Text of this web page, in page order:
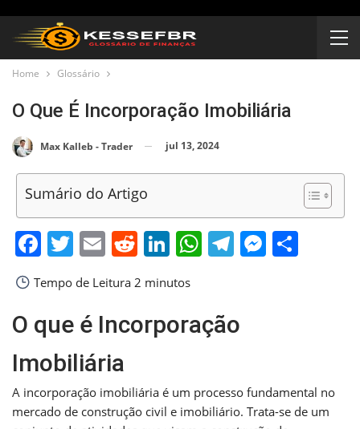
Home Glossário
O Que É Incorporação Imobiliária
Max Kalleb - Trader jul 13, 2024
Sumário do Artigo
Facebook
Twitter
EmailReddit
LinkedIn
WhatsApp
Telegram
Tempo de Leitura 2 minutos
O que é Incorporação
Imobiliária
A incorporação imobiliária é um processo fundamental no
mercado de construção civil e imobiliário. Trata-se de um